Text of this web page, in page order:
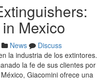
Mexico
News
Discuss
la industria de los extintores.
la fe de sus clientes por
Giacomini ofrece una